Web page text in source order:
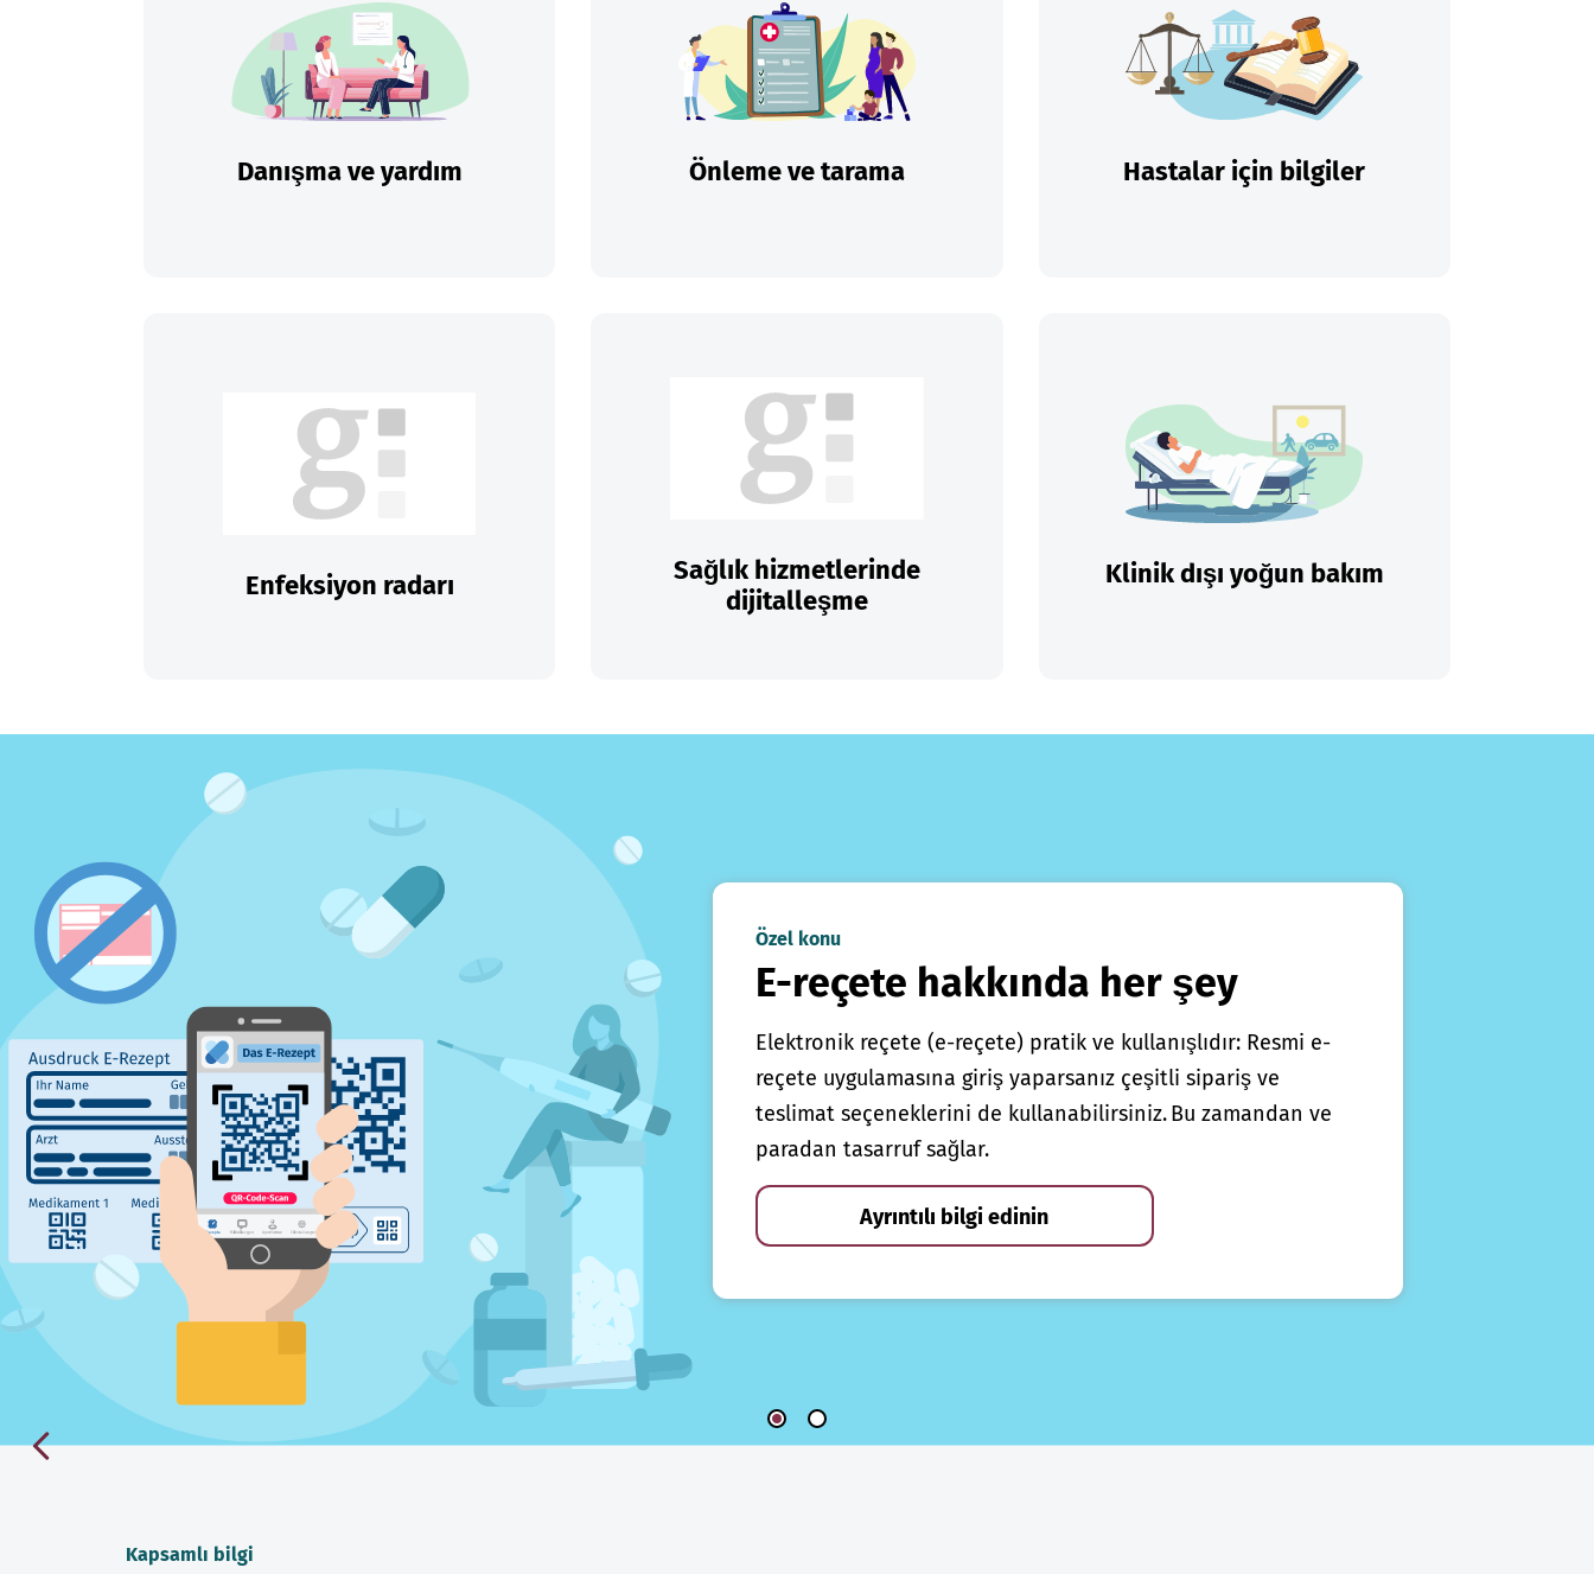
Danışma ve yardım Önleme ve tarama Hastalar için bilgiler
Enfeksiyon radarı
Sağlık hizmetlerinde
dijitalleşme
Klinik dışı yoğun bakım
Özel konu
E-reçete hakkında her şey
Elektronik reçete (e-reçete) pratik ve kullanışlıdır: Resmi e-
reçete uygulamasına giriş yaparsanız çeşitli sipariş ve
teslimat seçeneklerini de kullanabilirsiniz. Bu zamandan ve
paradan tasarruf sağlar.
Ayrıntılı bilgi edinin
Kapsamlı bilgi